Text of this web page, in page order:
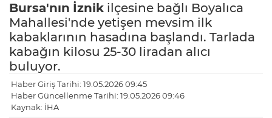
Bursa'nın İznik ilçesine bağlı Boyalıca
Mahallesi'nde yetişen mevsim ilk
kabaklarının hasadına başlandı. Tarlada
kabağın kilosu 25-30 liradan alıcı
buluyor.
Haber Giriş Tarihi: 19.05.2026 09:45
Haber Güncellenme Tarihi: 19.05.2026 09:46
Kaynak: İHA